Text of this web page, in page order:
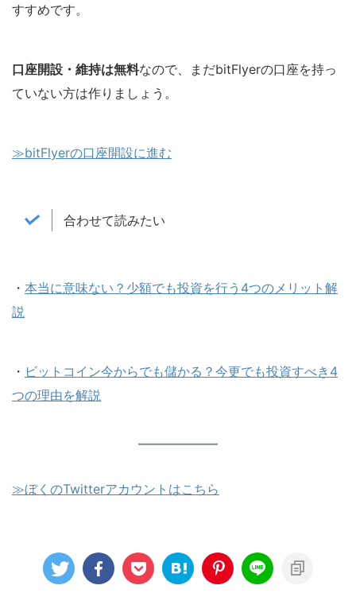
すすめです。
口座開設・維持は無料なので、まだbitFlyerの口座を持っ
ていない方は作りましょう。
≫bitFlyerの口座開設に進む
合わせて読みたい
・ 本当に意味ない？少額でも投資を行う4つのメリット解
説
・ ビットコイン今からでも儲かる？今更でも投資すべき4
つの理由を解説
≫ぼくのTwitterアカウントはこちら